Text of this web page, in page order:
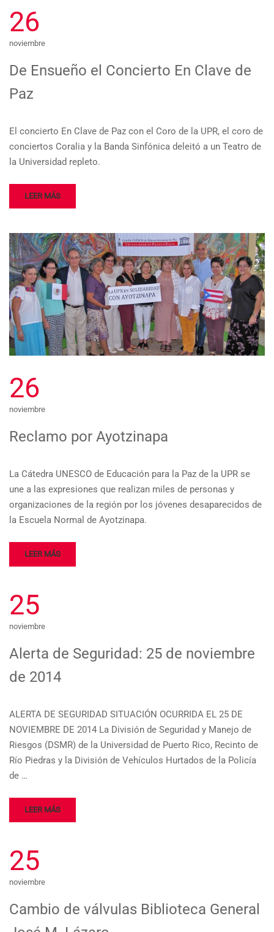
26
noviembre
De Ensueño el Concierto En Clave de
Paz
El concierto En Clave de Paz con el Coro de la UPR, el coro de
conciertos Coralia y la Banda Sinfónica deleitó a un Teatro de
la Universidad repleto.
LEER MÁS
26
noviembre
Reclamo por Ayotzinapa
La Cátedra UNESCO de Educación para la Paz de la UPR se
une a las expresiones que realizan miles de personas y
organizaciones de la región por los jóvenes desaparecidos de
la Escuela Normal de Ayotzinapa.
LEER MÁS
25
noviembre
Alerta de Seguridad: 25 de noviembre
de 2014
ALERTA DE SEGURIDAD SITUACIÓN OCURRIDA EL 25 DE
NOVIEMBRE DE 2014 La División de Seguridad y Manejo de
Riesgos (DSMR) de la Universidad de Puerto Rico, Recinto de
Río Piedras y la División de Vehículos Hurtados de la Policía
de …
LEER MÁS
25
noviembre
Cambio de válvulas Biblioteca General